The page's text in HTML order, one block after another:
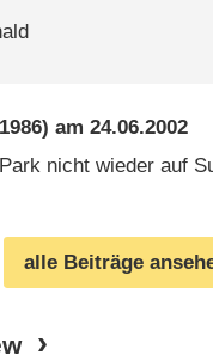
am 24.06.2002
nicht wieder auf
alle Beiträge